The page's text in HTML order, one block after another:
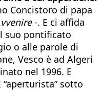
Concistoro di papa
-. E ci affida
suo pontificato
o alle parole di
Vesco è ad Algeri
nel 1996. E
sotto